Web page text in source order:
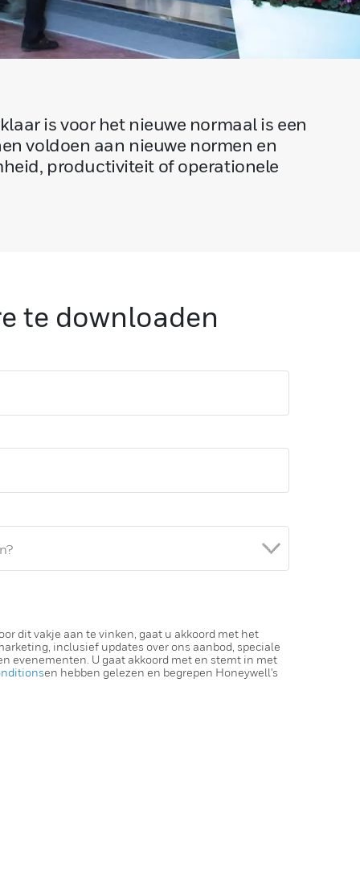
is voor het nieuwe normaal is een
voldoen aan nieuwe normen en
productiviteit of operationele
te downloaden
dit vakje aan te vinken, gaat u akkoord met het
inclusief updates over ons aanbod, speciale
evenementen. U gaat akkoord met en stemt in met
en hebben gelezen en begrepen Honeywell's